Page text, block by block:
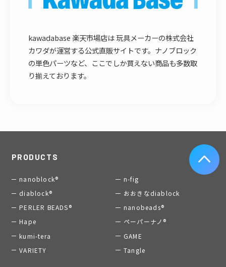
kawadabase 楽天市場店は 玩具メーカーの株式会社
カワダが運営する公式直販サイトです。ナノブロック
の単色パーツなど、ここでしか買えない商品も多数取
り揃えております。
PRODUCTS
nanoblock®
n-fig
diablock®
おおきなdiablock
PERLER BEADS®
nanobeads®
Hape
ペーパーナノ®
kumi-tera
GAME
VARIETY
Tangle